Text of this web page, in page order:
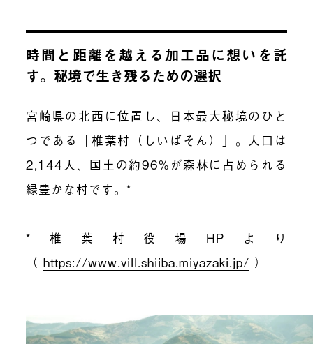
時間と距離を越える加工品に想いを託
す。秘境で生き残るための選択
宮崎県の北西に位置し、日本最大秘境のひと
つである「椎葉村（しいばそん）」。人口は
2,144人、国土の約96%が森林に占められる
緑豊かな村です。*
*椎葉村役場HPより
（https://www.vill.shiiba.miyazaki.jp/ ）